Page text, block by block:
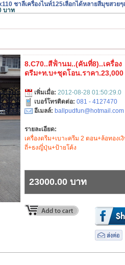
ชาลีเครื่องไนท์125เลือกได้หลายสีมุขสวย
บาท
8.C70..สีฟ้่านม..(คันที่8)..เครื่อง
ดรีม+ท.บ+ชุดโอน.ราคา
เพิ่มเมื่อ: 2012-08-28 01:50:29.0
เบอร์โทรติดต่อ: 081 - 4127470
อีเมลล์: ballpudfun@hotmail.com
รายละเอียด:
เครื่องดรีม+เบาะครีม 2 ตอน+ล้อทองเ
ถี่+ธงญี่ปุ่น+ป้ายโค้ง
23000.00 บาท